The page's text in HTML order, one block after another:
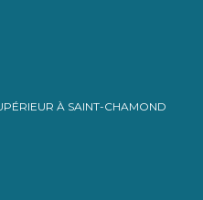
À SAINT-CHAMOND